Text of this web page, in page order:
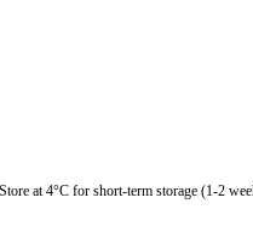
at 4°C for short-term storage (1-2